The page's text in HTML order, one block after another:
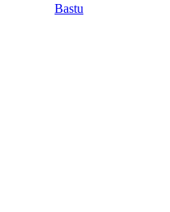
Bastu